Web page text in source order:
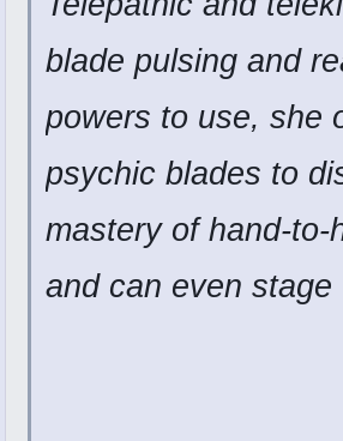
blade pulsing and
powers to use, she
psychic blades to
mastery of hand-
and can even